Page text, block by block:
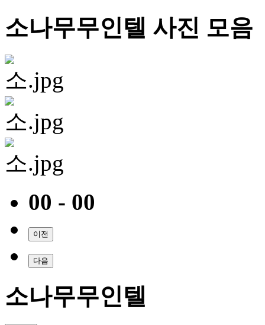
소나무무인텔 사진 모음
00 - 00
이전
다음
소나무무인텔